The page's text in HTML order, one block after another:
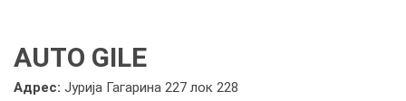
AUTO GILE
Адрес: Јурија Гагарина 227 лок 228